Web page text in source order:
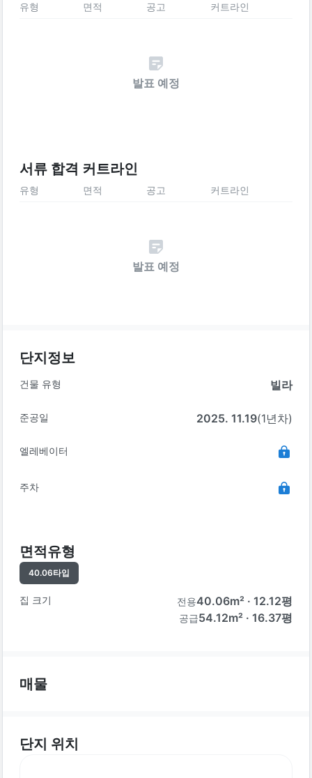
유형 면적 공고 커트라인
발표 예정
서류 합격 커트라인
유형 면적 공고 커트라인
발표 예정
단지정보
건물 유형 빌라
준공일 2025. 11.19(1년차)
엘레베이터
주차
면적유형
40.06타입
집 크기 전용40.06m² · 12.12평
공급54.12m² · 16.37평
매물
단지 위치